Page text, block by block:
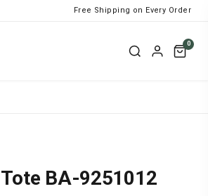
Free Shipping on Every Order
0
BA-9251012